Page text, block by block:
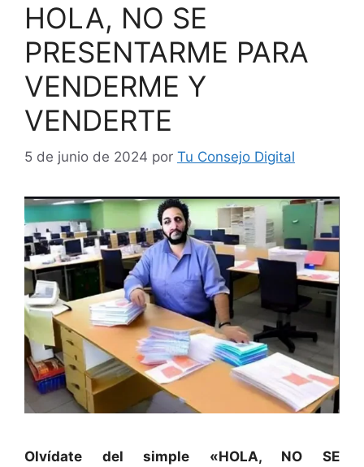
HOLA, NO SE
PRESENTARME PARA
VENDERME Y
VENDERTE
5 de junio de 2024 por Tu Consejo Digital
Olvídate del simple «HOLA, NO SE